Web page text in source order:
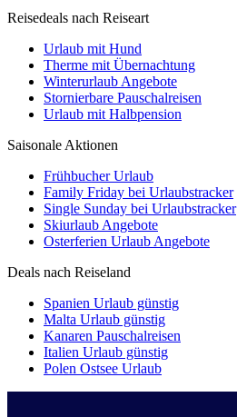
Reisedeals nach Reiseart
Urlaub mit Hund
Therme mit Übernachtung
Winterurlaub Angebote
Stornierbare Pauschalreisen
Urlaub mit Halbpension
Saisonale Aktionen
Frühbucher Urlaub
Family Friday bei Urlaubstracker
Single Sunday bei Urlaubstracker
Skiurlaub Angebote
Osterferien Urlaub Angebote
Deals nach Reiseland
Spanien Urlaub günstig
Malta Urlaub günstig
Kanaren Pauschalreisen
Italien Urlaub günstig
Polen Ostsee Urlaub